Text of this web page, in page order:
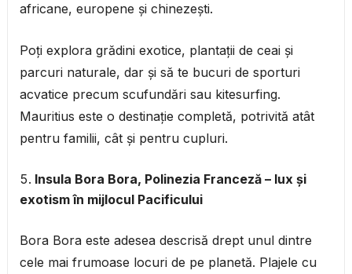
africane, europene și chinezești.
Poți explora grădini exotice, plantații de ceai și
parcuri naturale, dar și să te bucuri de sporturi
acvatice precum scufundări sau kitesurfing.
Mauritius este o destinație completă, potrivită atât
pentru familii, cât și pentru cupluri.
Insula Bora Bora, Polinezia Franceză – lux și
exotism în mijlocul Pacificului
Bora Bora este adesea descrisă drept unul dintre
cele mai frumoase locuri de pe planetă. Plajele cu